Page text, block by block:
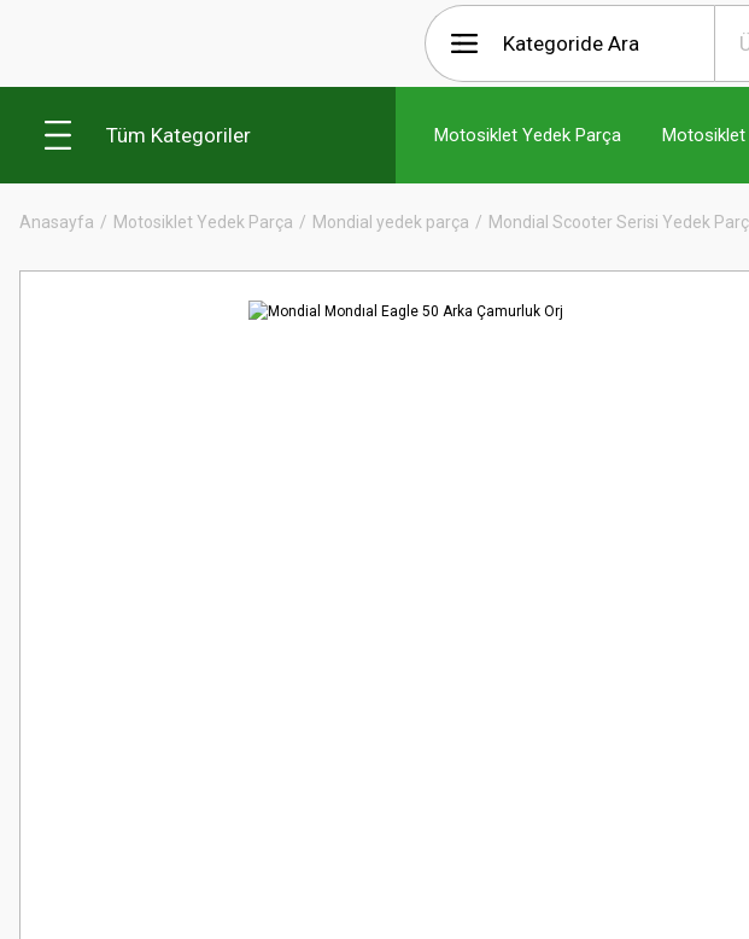
Tüm Kategoriler Motosiklet Yedek Parça Motosiklet
Anasayfa Motosiklet Yedek Parça Mondial yedek parça Mondial Scooter Serisi Yedek